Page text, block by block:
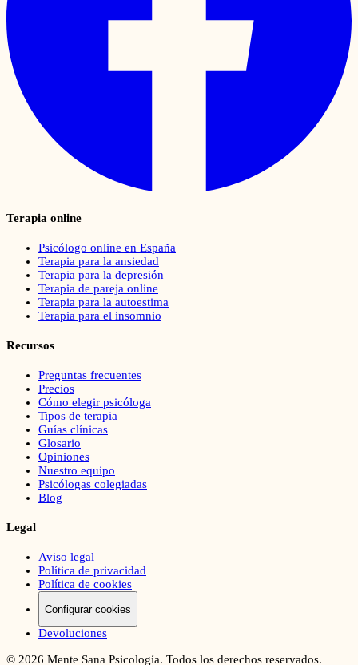
Terapia online
Psicólogo online en España
Terapia para la ansiedad
Terapia para la depresión
Terapia de pareja online
Terapia para la autoestima
Terapia para el insomnio
Recursos
Preguntas frecuentes
Precios
Cómo elegir psicóloga
Tipos de terapia
Guías clínicas
Glosario
Opiniones
Nuestro equipo
Psicólogas colegiadas
Blog
Legal
Aviso legal
Política de privacidad
Política de cookies
Configurar cookies
Devoluciones
© 2026 Mente Sana Psicología. Todos los derechos reservados.